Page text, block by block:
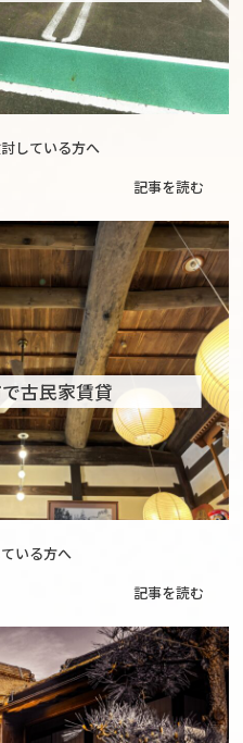
している方へ
記事を読む
古民家賃貸
いる方へ
記事を読む